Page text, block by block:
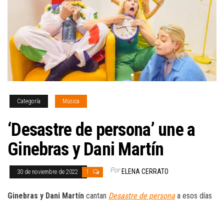
Categoría Música
‘Desastre de persona’ une a
Ginebras y Dani Martín
30 de noviembre de 2022 1 Por ELENA CERRATO
Ginebras y Dani Martín cantan Desastre de personaa esos días